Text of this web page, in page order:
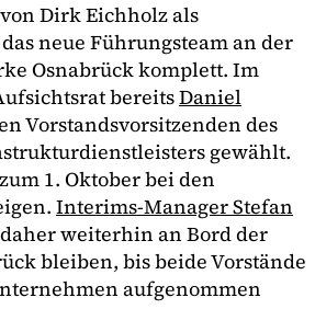
Dirk Eichholz als
neue Führungsteam an der
Osnabrück komplett. Im
bereitsDaniel
Vorstandsvorsitzenden des
gewählt.
1. Oktober bei den
Interims-Manager Stefan
weiterhin an Bord der
bleiben, bis beide Vorstände
aufgenommen